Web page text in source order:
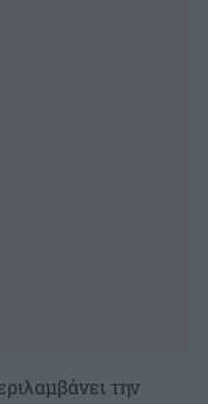
την